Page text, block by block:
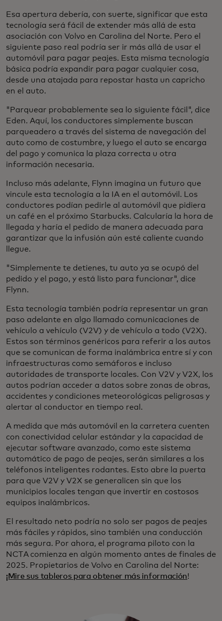
Esa apertura debería, con suerte, significar que esta
tecnología será fácil de extender más allá de esta
asociación con Volvo en Carolina del Norte. Pero el
siguiente paso real podría ser ir más allá de usar el
automóvil para pagar peajes. Esta misma tecnología
básica podría expandir para pagar cualquier cosa,
desde una atajada para repostar hasta un capricho
en el auto.
"Parquear probablemente sea lo siguiente fácil", dice
Eden. Aquí, los conductores simplemente buscan
parqueadero a través del sistema de navegación del
auto como de costumbre, y luego el auto se encarga
del pago y comunica la plaza correcta u otra
información necesaria.
Incluso más adelante, Flynn imagina un futuro que
vincule esta tecnología a la IA en el automóvil. Los
conductores podían pedirle al automóvil que pidiera
un café en el próximo Starbucks. Calcularía la hora de
llegada y haría el pedido de manera adecuada para
garantizar que la infusión aún esté caliente cuando
llegue.
"Simplemente te detienes, tu auto ya se ocupó del
pedido y el pago, y está listo para funcionar", dice
Flynn.
Esta tecnología también podría representar un gran
paso adelante en algo llamado comunicaciones de
vehículo a vehículo (V2V) y de vehículo a todo (V2X).
Estos son términos genéricos para referir a los autos
que se comunican de forma inalámbrica entre sí y con
infraestructuras como semáforos e incluso
autoridades de transporte locales. Con V2V y V2X, los
autos podrían acceder a datos sobre zonas de obras,
accidentes y condiciones meteorológicas peligrosas y
alertar al conductor en tiempo real.
A medida que más automóvil en la carretera cuenten
con conectividad celular estándar y la capacidad de
ejecutar software avanzado, como este sistema
automático de pago de peajes, serán similares a los
teléfonos inteligentes rodantes. Esto abre la puerta
para que V2V y V2X se generalicen sin que los
municipios locales tengan que invertir en costosos
equipos inalámbricos.
El resultado neto podría no solo ser pagos de peajes
más fáciles y rápidos, sino también una conducción
más segura. Por ahora, el programa piloto con la
NCTA comienza en algún momento antes de finales de
2025. Propietarios de Volvo en Carolina del Norte:
¡Mire sus tableros para obtener más información!